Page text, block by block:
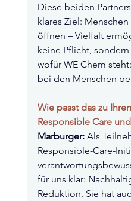
Diese beiden
klares Ziel:
öffnen – Vielfalt
keine Pflicht, sondern
wofür WE Chem
bei den Menschen
Wie passt das zu
Responsible Care
Marburger: Als
Responsible-Care-
für uns klar:
Reduktion. Sie hat